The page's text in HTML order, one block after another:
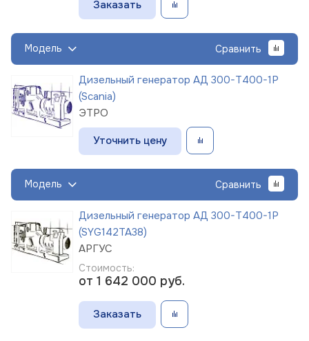
Заказать
Модель Сравнить
Дизельный генератор АД 300-Т400-1Р
(Scania)
ЭТРО
Уточнить цену
Модель Сравнить
Дизельный генератор АД 300-Т400-1Р
(SYG142TA38)
АРГУС
Стоимость:
от 1 642 000 руб.
Заказать